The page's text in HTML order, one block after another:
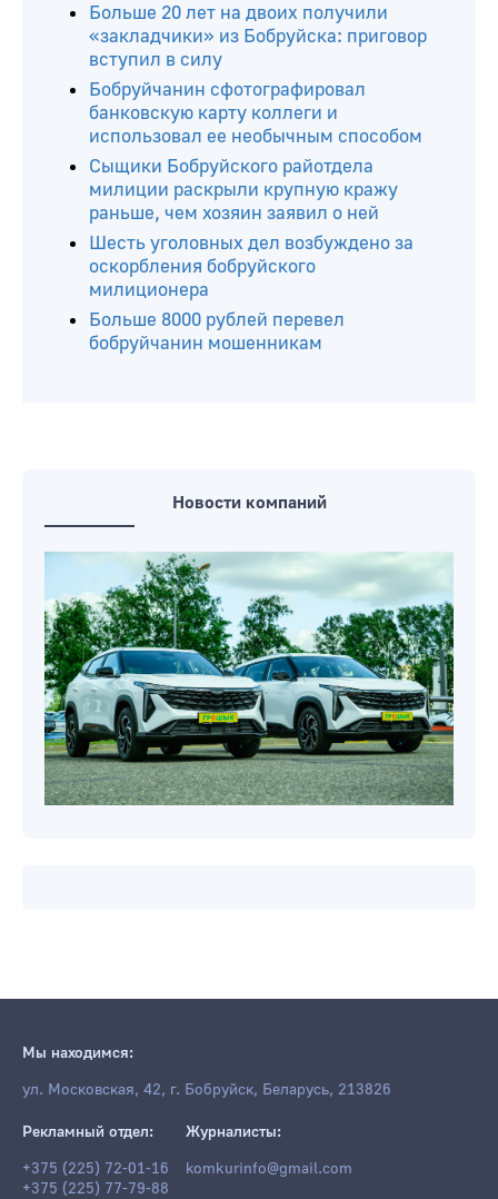
Больше 20 лет на двоих получили
«закладчики» из Бобруйска: приговор
вступил в силу
Бобруйчанин сфотографировал
банковскую карту коллеги и
использовал ее необычным способом
Сыщики Бобруйского райотдела
милиции раскрыли крупную кражу
раньше, чем хозяин заявил о ней
Шесть уголовных дел возбуждено за
оскорбления бобруйского
милиционера
Больше 8000 рублей перевел
бобруйчанин мошенникам
Новости компаний
Мы находимся:
ул. Московская, 42, г. Бобруйск, Беларусь, 213826
Рекламный отдел:
+375 (225) 72-01-16
+375 (225) 77-79-88
Журналисты:
komkurinfo@gmail.com